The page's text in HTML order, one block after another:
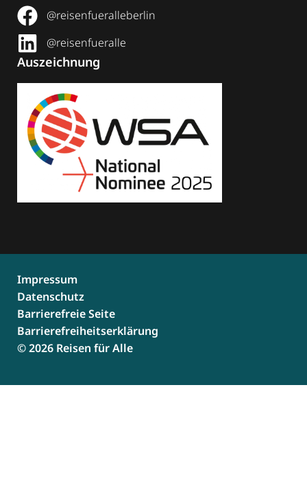
@reisenfueralleberlin
@reisenfueralle
Auszeichnung
© 2026 Reisen für Alle
Impressum
Datenschutz
Barrierefreie Seite
Barrierefreiheitserklärung